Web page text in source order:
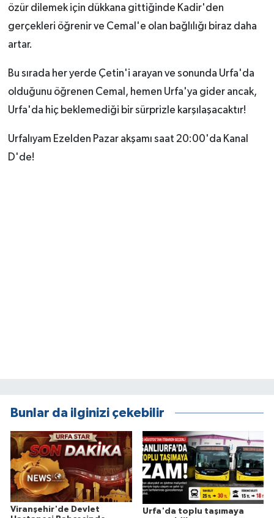
özür dilemek için dükkana gittiğinde Kadir'den
gerçekleri öğrenir ve Cemal'e olan bağlılığı biraz daha
artar.
Bu sırada her yerde Çetin'i arayan ve sonunda Urfa'da
olduğunu öğrenen Cemal, hemen Urfa'ya gider ancak,
Urfa'da hiç beklemediği bir sürprizle karşılaşacaktır!
Urfalıyam Ezelden Pazar akşamı saat 20:00'da Kanal
D'de!
Bunlar da ilginizi çekebilir
Viranşehir'de Devlet
Urfa'da toplu taşımaya